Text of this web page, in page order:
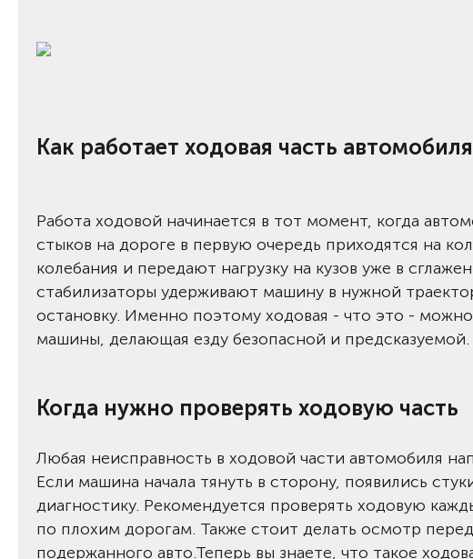
Как работает ходовая часть автомобиля
Работа ходовой начинается в тот момент, когда
стыков на дороге в первую очередь приходятся на
колебания и передают нагрузку на кузов уже в
стабилизаторы удерживают машину в нужной
остановку. Именно поэтому ходовая - что это -
машины, делающая езду безопасной и предсказуемой.
Когда нужно проверять ходовую часть
Любая неисправность в ходовой части автомобиля
Если машина начала тянуть в сторону, появились
диагностику. Рекомендуется проверять ходовую
по плохим дорогам. Также стоит делать осмотр
подержанного авто.Теперь вы знаете, что такое